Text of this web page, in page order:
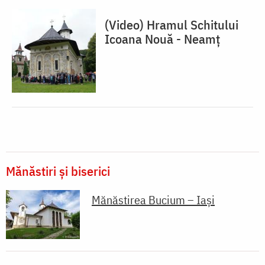
(Video) Hramul Schitului
Icoana Nouă - Neamț
Mănăstiri și biserici
Mănăstirea Bucium – Iași